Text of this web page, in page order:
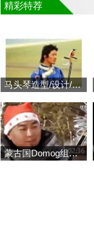
精彩特荐
马头琴造型/设计/演奏及音
蒙古国Domog组合马头琴《